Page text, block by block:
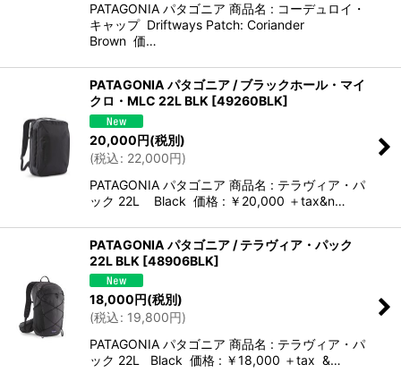
PATAGONIA パタゴニア 商品名 : コーデュロイ・
キャップ Driftways Patch: Coriander
Brown 価…
PATAGONIA パタゴニア / ブラックホール・マイ
クロ・MLC 22L BLK [49260BLK]
20,000円(税別)
(税込: 22,000円)
PATAGONIA パタゴニア 商品名 : テラヴィア・パ
ック 22L Black 価格 : ￥20,000 ＋tax&n…
PATAGONIA パタゴニア / テラヴィア・パック
22L BLK [48906BLK]
18,000円(税別)
(税込: 19,800円)
PATAGONIA パタゴニア 商品名 : テラヴィア・パ
ック 22L Black 価格 : ￥18,000 ＋tax &…